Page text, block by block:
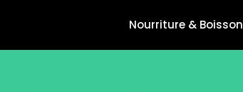
Nourriture & Boisson